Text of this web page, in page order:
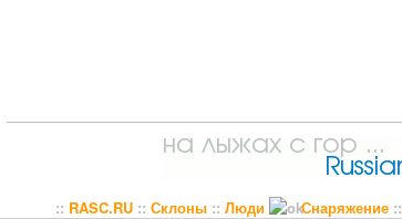
:: RASC.RU:: Склоны:: Люди Снаряжение::